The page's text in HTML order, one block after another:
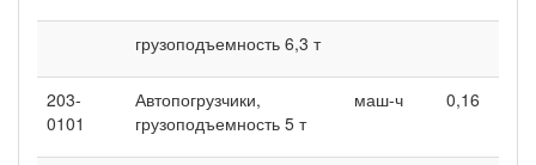
грузоподъемность 6,3 т
203-
0101
Автопогрузчики,
грузоподъемность 5 т
маш-ч 0,16